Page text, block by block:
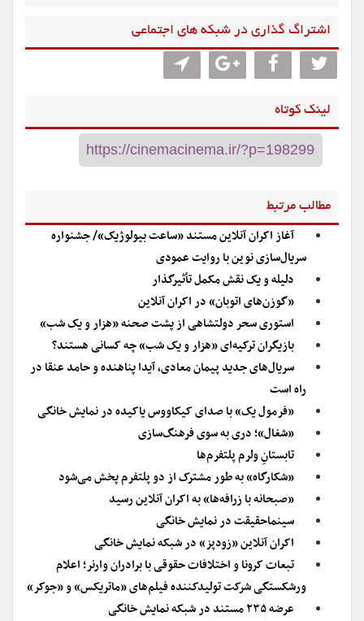
اشتراگ گذاری در شبکه های اجتماعی
لینک کوتاه
مطالب مرتبط
آغاز اکران آنلاین مستند «ساعت بیولوژیک»/ جشنواره
سریال‌سازی نوین با روایت عمودی
دلیله و یک نقش مکمل تأثیرگذار
«گوزن‌های اتوبان» در اکران آنلاین
استوری سحر دولتشاهی از پشت صحنه «هزار و یک شب»
بازیگران ترکیه‌ای «هزار و یک شب» چه کسانی هستند؟
سریال‌های جدید پیمان معادی، آیدا پناهنده و حامد عنقا در
راه است
«فرمول یک» با صدای کیکاووس یاکیده در نمایش خانگی
«شغال»؛ دری به سوی فرهنگ‌سازی
تابستانِ ولرم پلتفرم‌ها
«شکارگاه» به طور مشترک از دو پلتفرم پخش می‌شود
«صبحانه با زرافه‌ها» به اکران آنلاین رسید
سینماحقیقت در نمایش خانگی
اکران آنلاین «زودپز» در شبکه نمایش خانگی
تبعات کرونا و اختلافات حقوقی با برادران وارنر؛ اعلام
ورشکستگی شرکت تولیدکننده فیلم‌های «ماتریکس» و «جوکر»
عرضه ۲۳۵ مستند در شبکه نمایش خانگی